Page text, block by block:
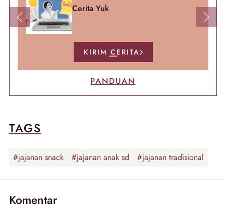
Cerita Yuk
KIRIM CERITA
Previous Next
PANDUAN
TAGS
#jajanan snack #jajanan anak sd #jajanan tradisional
Komentar